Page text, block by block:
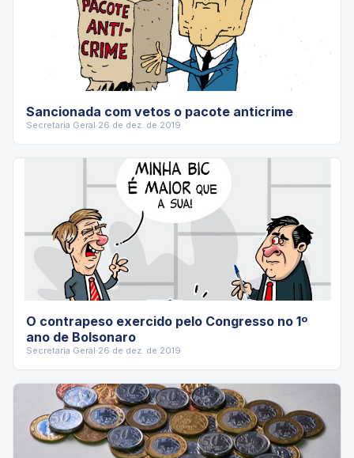
Sancionada com vetos o pacote anticrime
Secretaria Geral·26 de dez. de 2019
O contrapeso exercido pelo Congresso no 1º
ano de Bolsonaro
Secretaria Geral·26 de dez. de 2019